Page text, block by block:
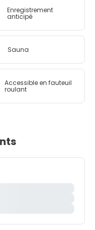
Enregistrement
anticipé
Sauna
Accessible en fauteuil
roulant